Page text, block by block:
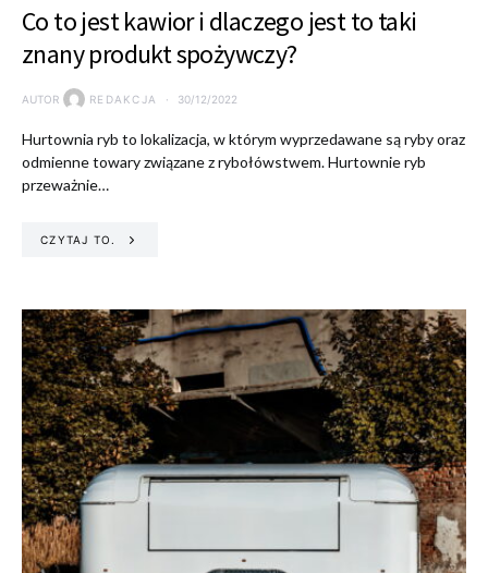
Co to jest kawior i dlaczego jest to taki
znany produkt spożywczy?
AUTOR REDAKCJA 30/12/2022
Hurtownia ryb to lokalizacja, w którym wyprzedawane są ryby oraz
odmienne towary związane z rybołówstwem. Hurtownie ryb
przeważnie…
CZYTAJ TO.